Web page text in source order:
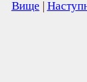
Вище |